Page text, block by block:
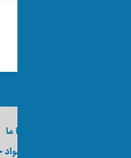
تماس با ما
ارسال